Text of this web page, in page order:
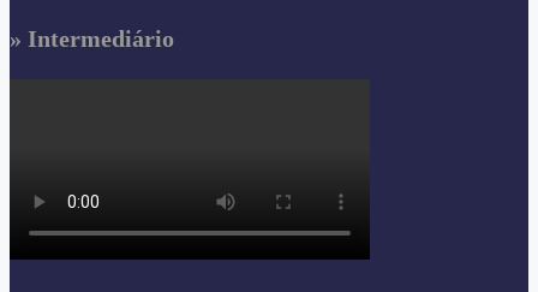
» Intermediário